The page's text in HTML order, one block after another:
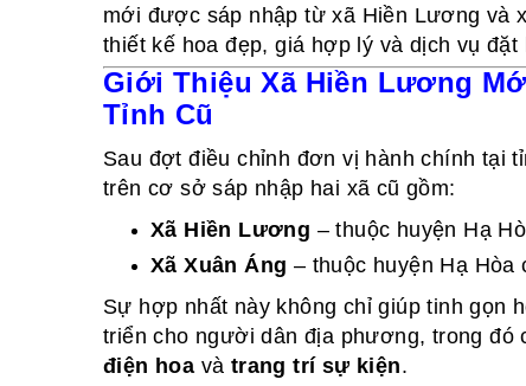
mới được sáp nhập từ xã Hiền Lương và
thiết kế hoa đẹp, giá hợp lý và dịch vụ đặt
Giới Thiệu Xã Hiền Lương
Tỉnh Cũ
Sau đợt điều chỉnh đơn vị hành chính tại
trên cơ sở sáp nhập hai xã cũ gồm:
Xã Hiền Lương – thuộc huyện Hạ
Xã Xuân Áng – thuộc huyện Hạ Hòa
Sự hợp nhất này không chỉ giúp tinh gọn
triển cho người dân địa phương, trong đó
điện hoa và trang trí sự kiện.